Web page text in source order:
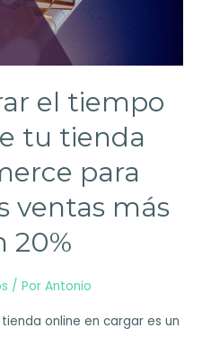
el tiempo
tu tienda
para
ventas más
20%
/ Por Antonio
online en cargar es un